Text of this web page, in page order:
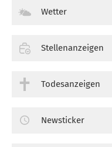
Wetter
Stellenanzeigen
Todesanzeigen
Newsticker